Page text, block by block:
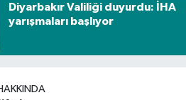
Diyarbakır Valiliği duyurdu: İHA
yarışmaları başlıyor